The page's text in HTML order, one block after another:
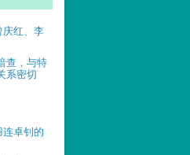
庆红、李
查，与特
系密切
连卓钊的